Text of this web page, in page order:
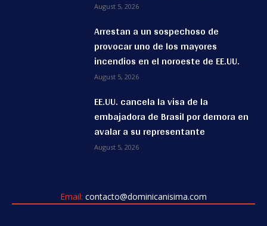
August 5, 2026
Arrestan a un sospechoso de
provocar uno de los mayores
incendios en el noroeste de EE.UU.
August 5, 2026
EE.UU. cancela la visa de la
embajadora de Brasil por demora en
avalar a su representante
August 5, 2026
Email: contacto@dominicanisima.com